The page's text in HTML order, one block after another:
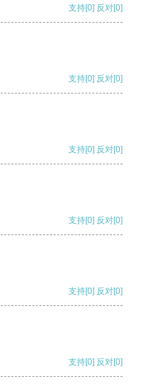
支持[0] 反对[0]
支持[0] 反对[0]
支持[0] 反对[0]
支持[0] 反对[0]
支持[0] 反对[0]
支持[0] 反对[0]